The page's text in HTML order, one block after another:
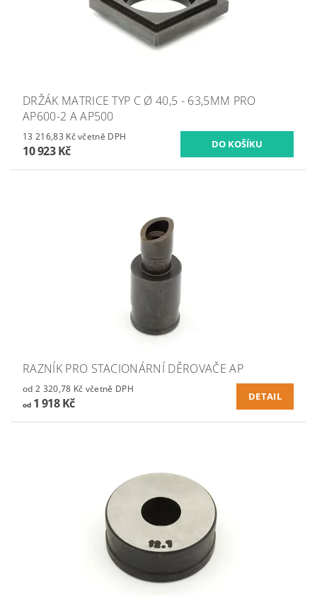
DRŽÁK MATRICE TYP C Ø 40,5 - 63,5MM PRO
AP600-2 A AP500
13 216,83 Kč včetně DPH
10 923 Kč
RAZNÍK PRO STACIONÁRNÍ DĚROVAČE AP
od 2 320,78 Kč včetně DPH
od1 918 Kč DETAIL